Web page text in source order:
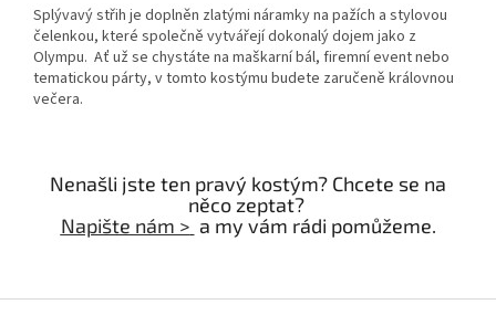
Splývavý střih je doplněn zlatými náramky na pažích a stylovou
čelenkou, které společně vytvářejí dokonalý dojem jako z
Olympu. Ať už se chystáte na maškarní bál, firemní event nebo
tematickou párty, v tomto kostýmu budete zaručeně královnou
večera.
Nenašli jste ten pravý kostým? Chcete se na
něco zeptat?
Napište nám > a my vám rádi pomůžeme.